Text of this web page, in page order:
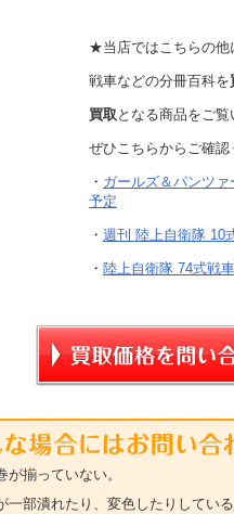
★当店ではこちらの他
戦車などの分冊百科を
買取 となる商品をご
ぜひこちらからご確認
・ ガールズ＆パンツ
予定
・ 週刊 陸上自衛隊 10
・ 陸上自衛隊 74式戦
が揃っていない。
一部潰れたり、変色したりしている